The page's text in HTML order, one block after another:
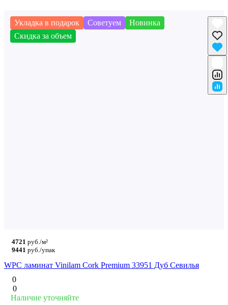
Укладка в подарок Советуем
Новинка
Скидка за объем
4721 руб./м²
9441 руб./упак
WPC ламинат Vinilam Cork Premium 33951 Дуб Севилья
0
0
Наличие уточняйте